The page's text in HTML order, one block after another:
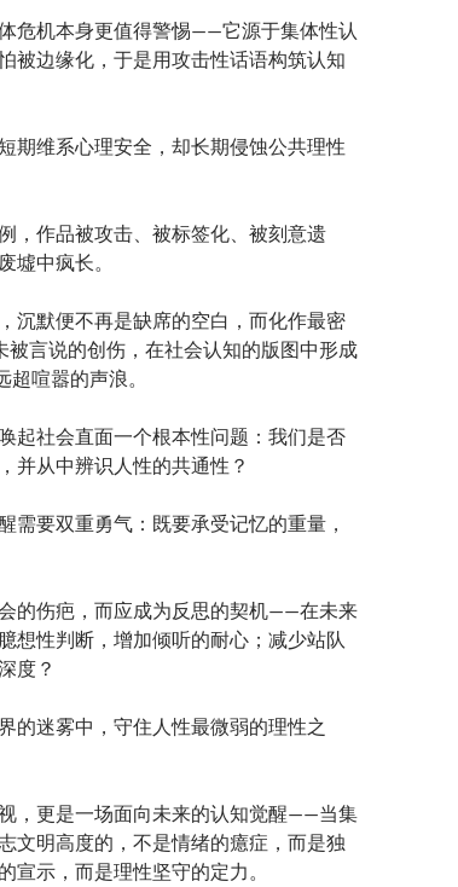
危机本身更值得警惕——它源于集体性认
被边缘化，于是用攻击性话语构筑认知
期维系心理安全，却长期侵蚀公共理性
，作品被攻击、被标签化、被刻意遗
墟中疯长。
沉默便不再是缺席的空白，而化作最密
言说的创伤，在社会认知的版图中形成
超喧嚣的声浪。
起社会直面一个根本性问题：我们是否
并从中辨识人性的共通性？
需要双重勇气：既要承受记忆的重量，
的伤疤，而应成为反思的契机——在未来
想性判断，增加倾听的耐心；减少站队
度？
的迷雾中，守住人性最微弱的理性之
，更是一场面向未来的认知觉醒——当集
文明高度的，不是情绪的癔症，而是独
宣示，而是理性坚守的定力。